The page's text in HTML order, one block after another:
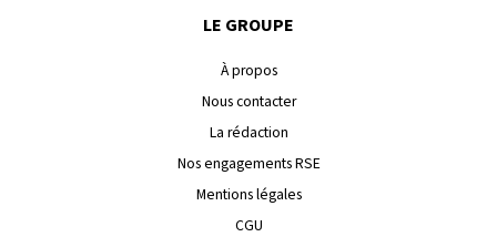
LE GROUPE
À propos
Nous contacter
La rédaction
Nos engagements RSE
Mentions légales
CGU